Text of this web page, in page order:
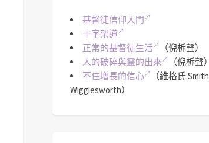
基督徒信仰入門
十字架道
正常的基督徒生活
（倪柝聲）
人的破碎與靈的出來
（倪柝聲）
不住增長的信心
（維格氏 Smith
Wigglesworth）